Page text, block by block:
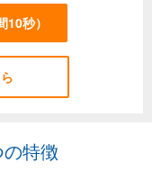
10秒）
特徴